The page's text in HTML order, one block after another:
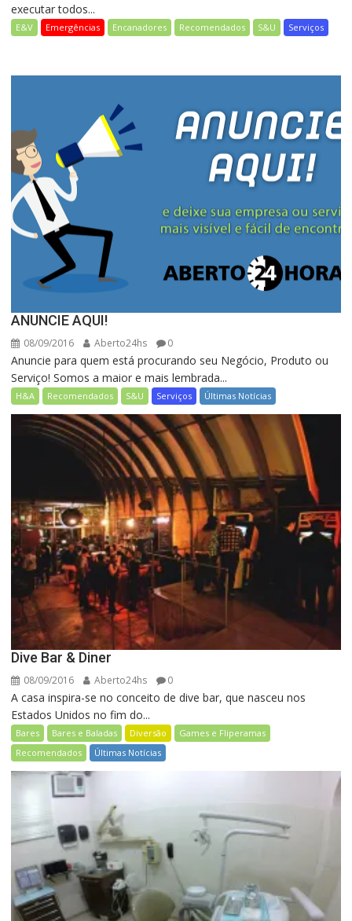
executar todos...
E&V Emergências Encanadores Recomendados S&U Serviços
ANUNCIE AQUI!
08/09/2016 Aberto24hs 0
Anuncie para quem está procurando seu Negócio, Produto ou
Serviço! Somos a maior e mais lembrada...
H&A Recomendados S&U Serviços Últimas Notícias
Dive Bar & Diner
08/09/2016 Aberto24hs 0
A casa inspira-se no conceito de dive bar, que nasceu nos
Estados Unidos no fim do...
Bares Bares e Baladas Diversão
Games e Fliperamas
Recomendados
Últimas Notícias